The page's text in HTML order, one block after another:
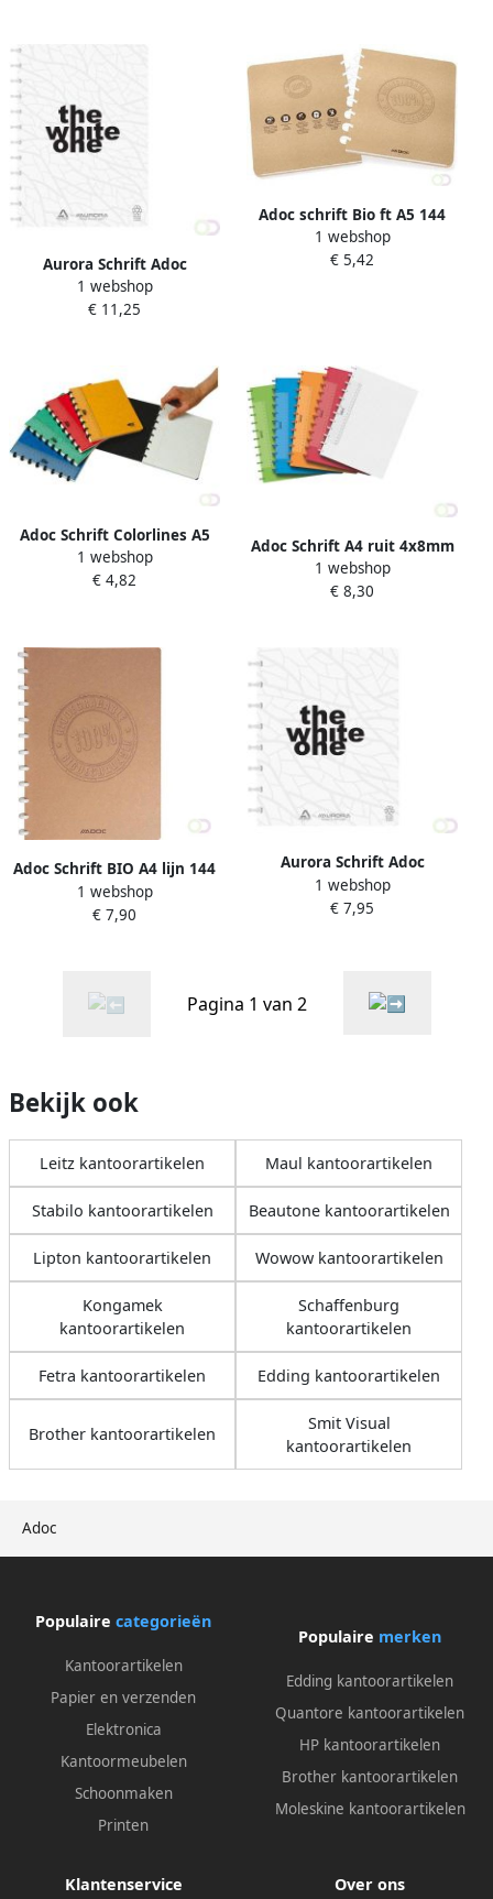
Adoc
Aurora Schrift Adoc
Recycled A4 blanco 144
pagina's 80gr wit
1 webshop
€ 11,25
Adoc schrift Bio ft A5 144
bladzijden commercieel
geruit
1 webshop
€ 5,42
Adoc Schrift Colorlines A5
lijn144blz 90gr PP assorti
1 webshop
€ 4,82
Adoc Schrift A4 ruit 4x8mm
144blz 90gr PP assorti
1 webshop
€ 8,30
Adoc Schrift BIO A4 lijn 144
pagina's 90gr kraft
1 webshop
€ 7,90
Aurora Schrift Adoc
Recycled A5 blanco 144
pagina's 80gr wit
1 webshop
€ 7,95
Pagina 1 van 2
Bekijk ook
Leitz kantoorartikelen Maul kantoorartikelen
Stabilo kantoorartikelen Beautone kantoorartikelen
Lipton kantoorartikelen Wowow kantoorartikelen
Kongamek
kantoorartikelen
Schaffenburg
kantoorartikelen
Fetra kantoorartikelen Edding kantoorartikelen
Brother kantoorartikelen
Smit Visual
kantoorartikelen
Populaire categorieën
Kantoorartikelen
Papier en verzenden
Elektronica
Kantoormeubelen
Schoonmaken
Printen
Populaire merken
Edding kantoorartikelen
Quantore kantoorartikelen
HP kantoorartikelen
Brother kantoorartikelen
Moleskine kantoorartikelen
Klantenservice Over ons